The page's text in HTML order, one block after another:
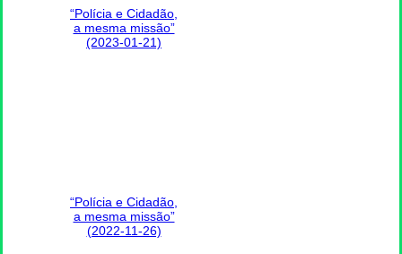
“Polícia e Cidadão,
a mesma missão”
(2023-01-21)
“Polícia e Cidadão,
a mesma missão”
(2022-11-26)